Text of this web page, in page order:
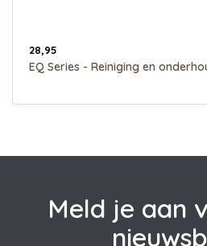
28,95
EQ Series - Reiniging en
Meld je aan